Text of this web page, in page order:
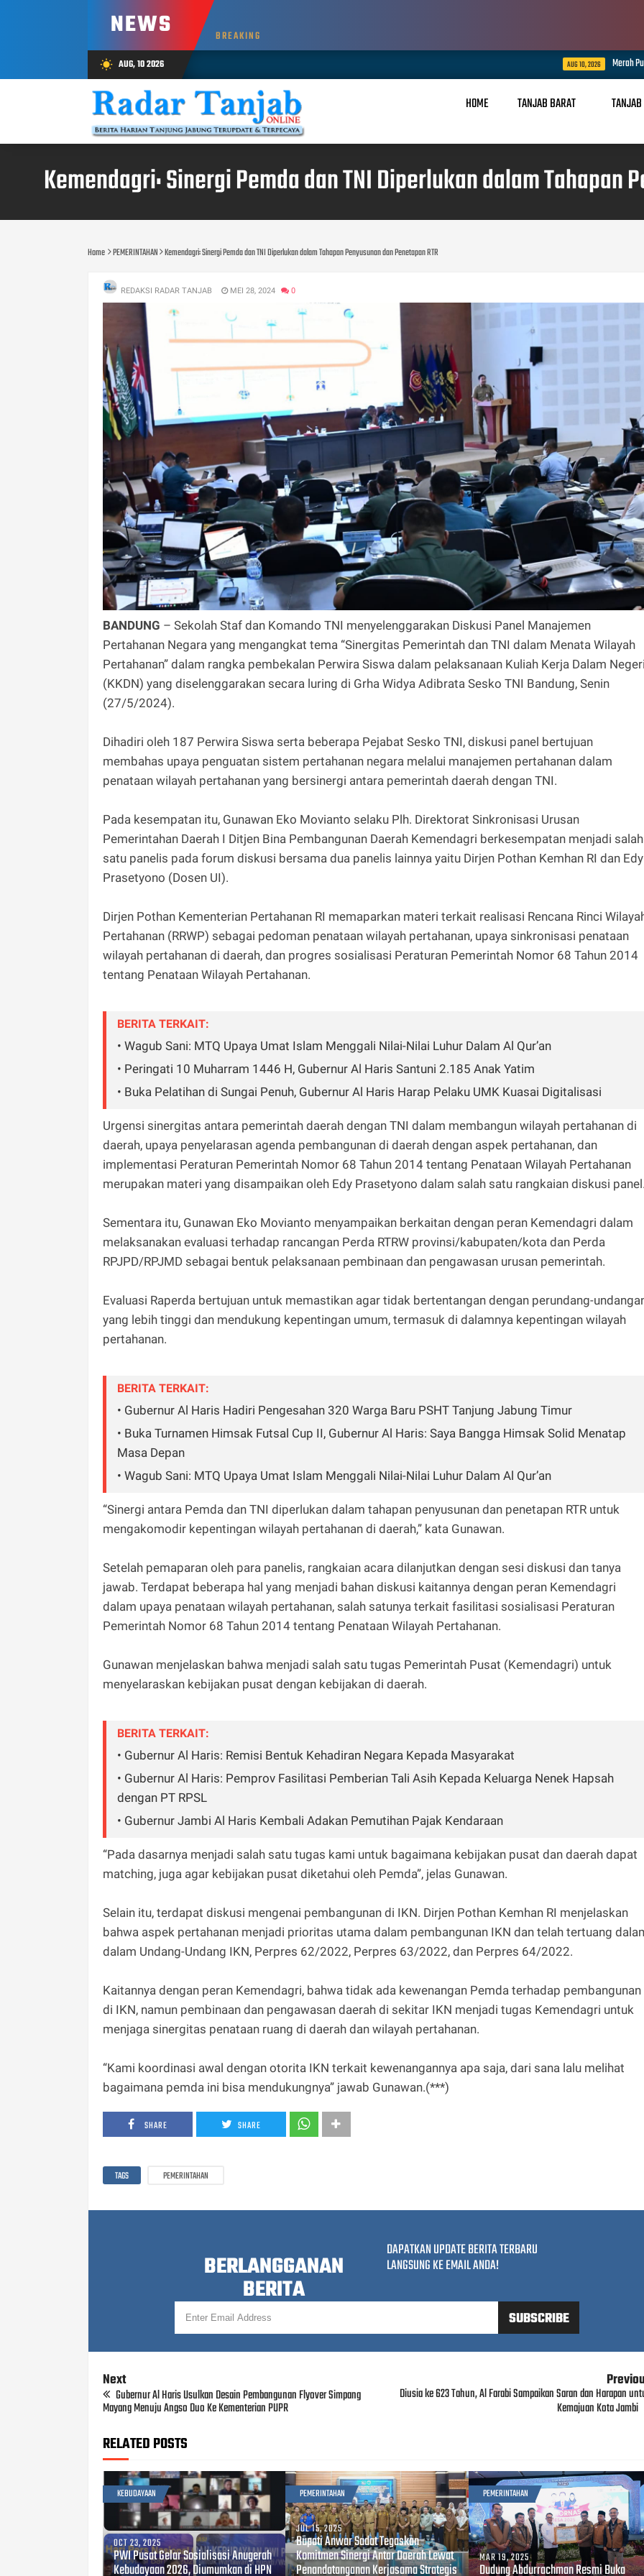
NEWS BREAKING
wb_sunny AUG, 10 2026 Merah Putih Berkibar, UMKM
HOME TANJAB BARAT
Kemendagri: Sinergi Pemda dan TNI Diperlukan dalam Tahapan
Home PEMERINTAHAN Kemendagri: Sinergi Pemda dan TNI Diperlukan dalam Tahapan Penyusunan dan Penetapan RTR
REDAKSI RADAR TANJAB MEI 28, 2024 0
BANDUNG – Sekolah Staf dan Komando TNI menyelenggarakan Diskusi Panel Manajemen
Pertahanan Negara yang mengangkat tema “Sinergitas Pemerintah dan TNI dalam Menata Wilayah
Pertahanan” dalam rangka pembekalan Perwira Siswa dalam pelaksanaan Kuliah Kerja Dalam
(KKDN) yang diselenggarakan secara luring di Grha Widya Adibrata Sesko TNI Bandung, Senin
(27/5/2024).
Dihadiri oleh 187 Perwira Siswa serta beberapa Pejabat Sesko TNI, diskusi panel bertujuan
membahas upaya penguatan sistem pertahanan negara melalui manajemen pertahanan dalam
penataan wilayah pertahanan yang bersinergi antara pemerintah daerah dengan TNI.
Pada kesempatan itu, Gunawan Eko Movianto selaku Plh. Direktorat Sinkronisasi Urusan
Pemerintahan Daerah I Ditjen Bina Pembangunan Daerah Kemendagri berkesempatan menjadi salah
satu panelis pada forum diskusi bersama dua panelis lainnya yaitu Dirjen Pothan Kemhan RI dan Edy
Prasetyono (Dosen UI).
Dirjen Pothan Kementerian Pertahanan RI memaparkan materi terkait realisasi Rencana Rinci
Pertahanan (RRWP) sebagai pedoman penataan wilayah pertahanan, upaya sinkronisasi penataan
wilayah pertahanan di daerah, dan progres sosialisasi Peraturan Pemerintah Nomor 68 Tahun 2014
tentang Penataan Wilayah Pertahanan.
BERITA TERKAIT:
• Wagub Sani: MTQ Upaya Umat Islam Menggali Nilai-Nilai Luhur Dalam Al Qur’an
• Peringati 10 Muharram 1446 H, Gubernur Al Haris Santuni 2.185 Anak Yatim
• Buka Pelatihan di Sungai Penuh, Gubernur Al Haris Harap Pelaku UMK Kuasai Digitalisasi
Urgensi sinergitas antara pemerintah daerah dengan TNI dalam membangun wilayah pertahanan di
daerah, upaya penyelarasan agenda pembangunan di daerah dengan aspek pertahanan, dan
implementasi Peraturan Pemerintah Nomor 68 Tahun 2014 tentang Penataan Wilayah Pertahanan
merupakan materi yang disampaikan oleh Edy Prasetyono dalam salah satu rangkaian diskusi
Sementara itu, Gunawan Eko Movianto menyampaikan berkaitan dengan peran Kemendagri dalam
melaksanakan evaluasi terhadap rancangan Perda RTRW provinsi/kabupaten/kota dan Perda
RPJPD/RPJMD sebagai bentuk pelaksanaan pembinaan dan pengawasan urusan pemerintah.
Evaluasi Raperda bertujuan untuk memastikan agar tidak bertentangan dengan perundang-
yang lebih tinggi dan mendukung kepentingan umum, termasuk di dalamnya kepentingan wilayah
pertahanan.
BERITA TERKAIT:
• Gubernur Al Haris Hadiri Pengesahan 320 Warga Baru PSHT Tanjung Jabung Timur
• Buka Turnamen Himsak Futsal Cup II, Gubernur Al Haris: Saya Bangga Himsak Solid Menatap
Masa Depan
• Wagub Sani: MTQ Upaya Umat Islam Menggali Nilai-Nilai Luhur Dalam Al Qur’an
“Sinergi antara Pemda dan TNI diperlukan dalam tahapan penyusunan dan penetapan RTR untuk
mengakomodir kepentingan wilayah pertahanan di daerah,” kata Gunawan.
Setelah pemaparan oleh para panelis, rangkaian acara dilanjutkan dengan sesi diskusi dan tanya
jawab. Terdapat beberapa hal yang menjadi bahan diskusi kaitannya dengan peran Kemendagri
dalam upaya penataan wilayah pertahanan, salah satunya terkait fasilitasi sosialisasi Peraturan
Pemerintah Nomor 68 Tahun 2014 tentang Penataan Wilayah Pertahanan.
Gunawan menjelaskan bahwa menjadi salah satu tugas Pemerintah Pusat (Kemendagri) untuk
menyelaraskan kebijakan pusat dengan kebijakan di daerah.
BERITA TERKAIT:
• Gubernur Al Haris: Remisi Bentuk Kehadiran Negara Kepada Masyarakat
• Gubernur Al Haris: Pemprov Fasilitasi Pemberian Tali Asih Kepada Keluarga Nenek Hapsah
dengan PT RPSL
• Gubernur Jambi Al Haris Kembali Adakan Pemutihan Pajak Kendaraan
“Pada dasarnya menjadi salah satu tugas kami untuk bagaimana kebijakan pusat dan daerah dapat
matching, juga agar kebijakan pusat diketahui oleh Pemda”, jelas Gunawan.
Selain itu, terdapat diskusi mengenai pembangunan di IKN. Dirjen Pothan Kemhan RI menjelaskan
bahwa aspek pertahanan menjadi prioritas utama dalam pembangunan IKN dan telah tertuang
dalam Undang-Undang IKN, Perpres 62/2022, Perpres 63/2022, dan Perpres 64/2022.
Kaitannya dengan peran Kemendagri, bahwa tidak ada kewenangan Pemda terhadap pembangunan
di IKN, namun pembinaan dan pengawasan daerah di sekitar IKN menjadi tugas Kemendagri untuk
menjaga sinergitas penataan ruang di daerah dan wilayah pertahanan.
“Kami koordinasi awal dengan otorita IKN terkait kewenangannya apa saja, dari sana lalu melihat
bagaimana pemda ini bisa mendukungnya” jawab Gunawan.(***)
SHARE SHARE
TAGS PEMERINTAHAN
BERLANGGANAN
BERITA
DAPATKAN UPDATE BERITA TERBARU
LANGSUNG KE EMAIL ANDA!
Next
Gubernur Al Haris Usulkan Desain Pembangunan Flyover Simpang
Mayang Menuju Angso Duo Ke Kementerian PUPR
Diusia ke 623 Tahun, Al Farabi Sampaikan Saran dan Harapan
Kemajuan Kota Jambi
RELATED POSTS
KEBUDAYAAN
OCT 23, 2025
PWI Pusat Gelar Sosialisasi Anugerah
Kebudayaan 2026, Diumumkan di HPN
PEMERINTAHAN
JUL 15, 2025
Bupati Anwar Sadat Tegaskan
Komitmen Sinergi Antar Daerah Lewat
Penandatanganan Kerjasama Strategis
PEMERINTAHAN
MAR 19, 2025
Dudung Abdurrachman Resmi Buka